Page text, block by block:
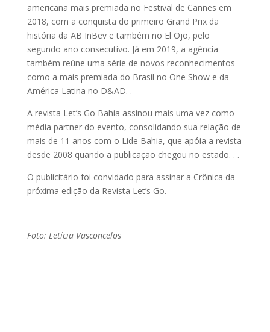
americana mais premiada no Festival de Cannes em
2018, com a conquista do primeiro Grand Prix da
história da AB InBev e também no El Ojo, pelo
segundo ano consecutivo. Já em 2019, a agência
também reúne uma série de novos reconhecimentos
como a mais premiada do Brasil no One Show e da
América Latina no D&AD. .
A revista Let’s Go Bahia assinou mais uma vez como
média partner do evento, consolidando sua relação de
mais de 11 anos com o Lide Bahia, que apóia a revista
desde 2008 quando a publicação chegou no estado. . .
O publicitário foi convidado para assinar a Crônica da
próxima edição da Revista Let’s Go.
Foto: Letícia Vasconcelos